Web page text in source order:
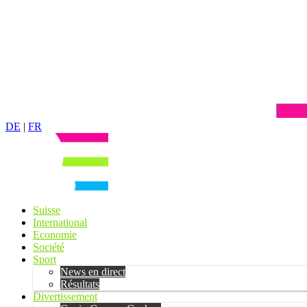
DE | FR
Suisse
International
Economie
Société
Sport
News en direct
Résultats
Divertissement